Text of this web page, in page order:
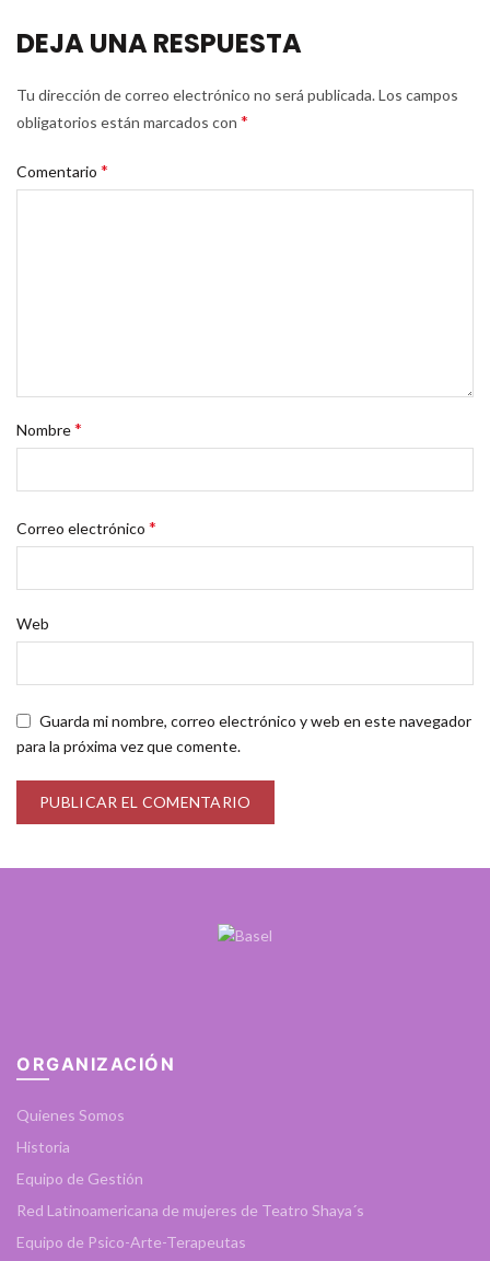
DEJA UNA RESPUESTA
Tu dirección de correo electrónico no será publicada.Los campos
obligatorios están marcados con *
Comentario *
Nombre*
Correo electrónico *
Web
Guarda mi nombre, correo electrónico y web en este navegador
para la próxima vez que comente.
ORGANIZACIÓN
Quienes Somos
Historia
Equipo de Gestión
Red Latinoamericana de mujeres de Teatro Shaya´s
Equipo de Psico-Arte-Terapeutas